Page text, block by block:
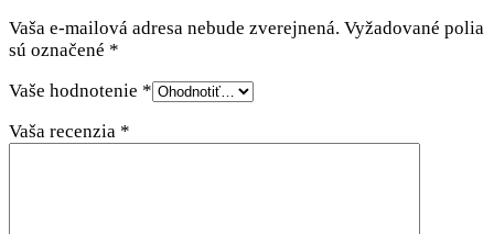
Vaša e-mailová adresa nebude zverejnená. Vyžadované polia
sú označené *
Vaše hodnotenie *
Vaša recenzia *